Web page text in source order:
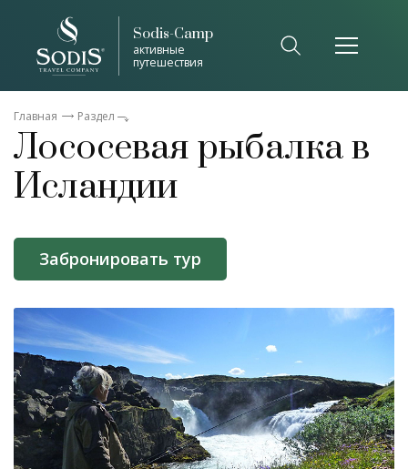
Sodis-Camp
активные
путешествия
Главная Раздел
Лососевая рыбалка в
Исландии
Забронировать тур